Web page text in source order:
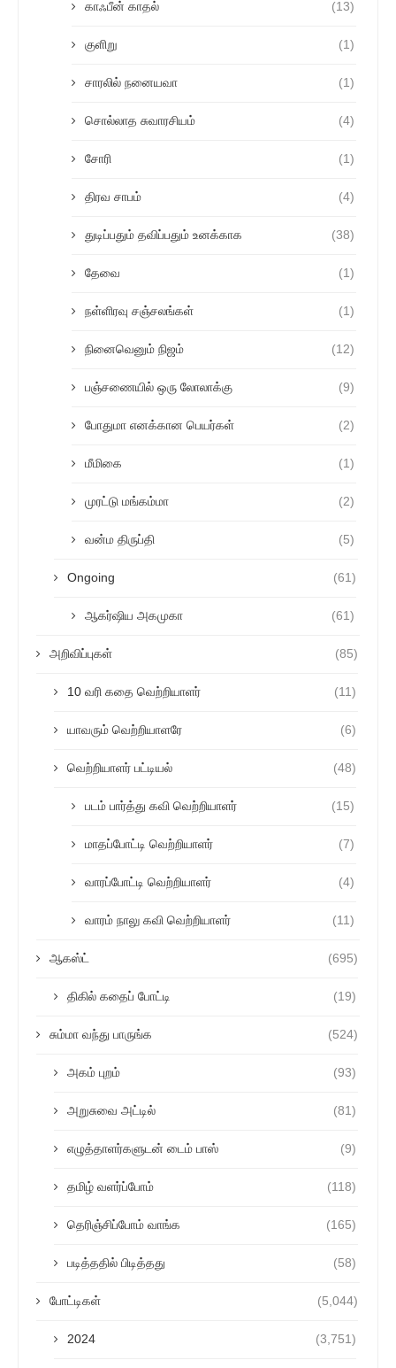
காஃபீன் காதல் (13)
குளிறு (1)
சாரலில் நனையவா (1)
சொல்லாத சுவாரசியம் (4)
சோரி (1)
திரவ சாபம் (4)
துடிப்பதும் தவிப்பதும் உனக்காக (38)
தேவை (1)
நள்ளிரவு சஞ்சலங்கள் (1)
நினைவெனும் நிஜம் (12)
பஞ்சணையில் ஒரு லோலாக்கு (9)
போதுமா எனக்கான பெயர்கள் (2)
மீமிகை (1)
முரட்டு மங்கம்மா (2)
வன்ம திருப்தி (5)
Ongoing (61)
ஆகர்ஷிய அகமுகா (61)
அறிவிப்புகள் (85)
10 வரி கதை வெற்றியாளர் (11)
யாவரும் வெற்றியாளரே (6)
வெற்றியாளர் பட்டியல் (48)
படம் பார்த்து கவி வெற்றியாளர் (15)
மாதப்போட்டி வெற்றியாளர் (7)
வாரப்போட்டி வெற்றியாளர் (4)
வாரம் நாலு கவி வெற்றியாளர் (11)
ஆகஸ்ட் (695)
திகில் கதைப் போட்டி (19)
சும்மா வந்து பாருங்க (524)
அகம் புறம் (93)
அறுசுவை அட்டில் (81)
எழுத்தாளர்களுடன் டைம் பாஸ் (9)
தமிழ் வளர்ப்போம் (118)
தெரிஞ்சிப்போம் வாங்க (165)
படித்ததில் பிடித்தது (58)
போட்டிகள் (5,044)
2024 (3,751)